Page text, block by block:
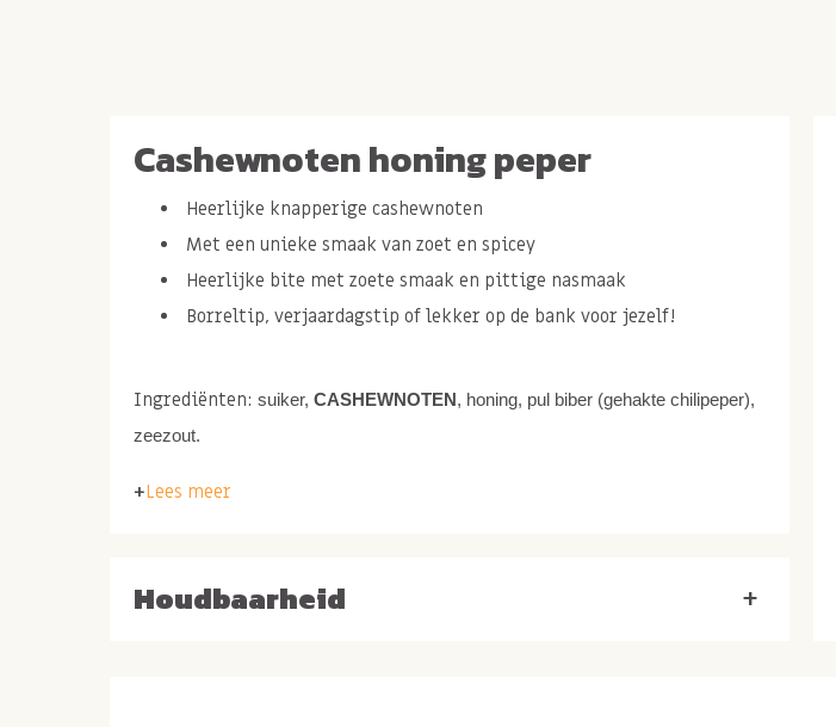
Cashewnoten honing peper
Heerlijke knapperige cashewnoten
Met een unieke smaak van zoet en spicey
Heerlijke bite met zoete smaak en pittige nasmaak
Borreltip, verjaardagstip of lekker op de bank voor jezelf!
Ingrediënten: suiker, CASHEWNOTEN, honing, pul biber (gehakte chilipeper),
zeezout.
Je smaakpapillen verrassen met een zoete, knapperige en pittige bite?
Lees meer
Houdbaarheid +